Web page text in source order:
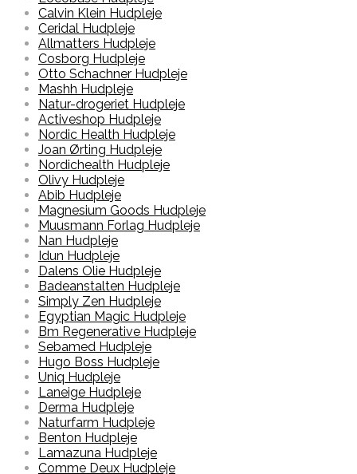
Calvin Klein Hudpleje
Ceridal Hudpleje
Allmatters Hudpleje
Cosborg Hudpleje
Otto Schachner Hudpleje
Mashh Hudpleje
Natur-drogeriet Hudpleje
Activeshop Hudpleje
Nordic Health Hudpleje
Joan Ørting Hudpleje
Nordichealth Hudpleje
Olivy Hudpleje
Abib Hudpleje
Magnesium Goods Hudpleje
Muusmann Forlag Hudpleje
Nan Hudpleje
Idun Hudpleje
Dalens Olie Hudpleje
Badeanstalten Hudpleje
Simply Zen Hudpleje
Egyptian Magic Hudpleje
Bm Regenerative Hudpleje
Sebamed Hudpleje
Hugo Boss Hudpleje
Uniq Hudpleje
Laneige Hudpleje
Derma Hudpleje
Naturfarm Hudpleje
Benton Hudpleje
Lamazuna Hudpleje
Comme Deux Hudpleje